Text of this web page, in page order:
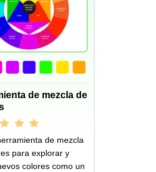
de mezcla de
de mezcla
para explorar y
colores como un